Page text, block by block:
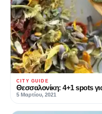
CITY GUIDE
Θεσσαλονίκη: 4+1 spots
5 Μαρτίου, 2021